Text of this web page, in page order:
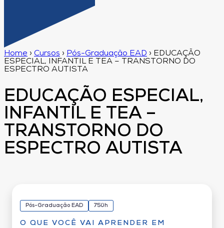
Home › Cursos › Pós-Graduação EAD › EDUCAÇÃO
ESPECIAL, INFANTIL E TEA – TRANSTORNO DO
ESPECTRO AUTISTA
EDUCAÇÃO ESPECIAL,
INFANTIL E TEA –
TRANSTORNO DO
ESPECTRO AUTISTA
Pós-Graduação EAD 750h
O QUE VOCÊ VAI APRENDER EM